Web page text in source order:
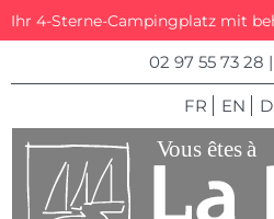
02 97 55 73 28 |
FR EN